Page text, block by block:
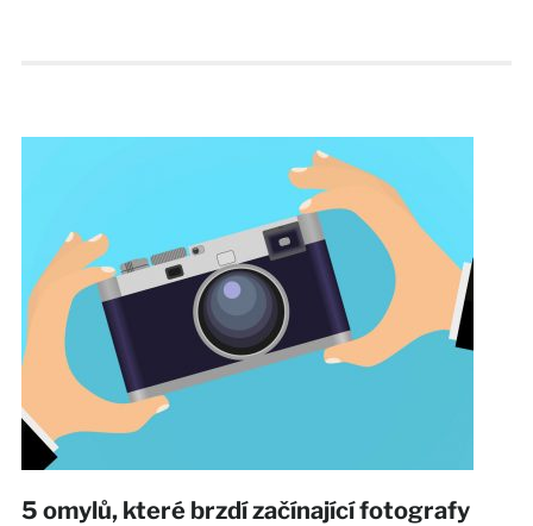
5 omylů, které brzdí začínající fotografy